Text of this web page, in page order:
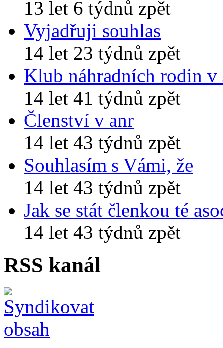
13 let 6 týdnů zpět
Vyjadřuji souhlas
14 let 23 týdnů zpět
Klub náhradních rodin v
14 let 41 týdnů zpět
Členství v anr
14 let 43 týdnů zpět
Souhlasím s Vámi, že
14 let 43 týdnů zpět
Jak se stát členkou té
14 let 43 týdnů zpět
RSS kanál